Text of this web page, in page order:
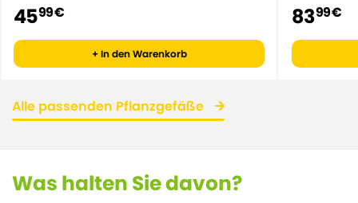
4599 €
+ In den Warenkorb
8399 €
Alle passenden Pflanzgefäße
Was halten Sie davon?